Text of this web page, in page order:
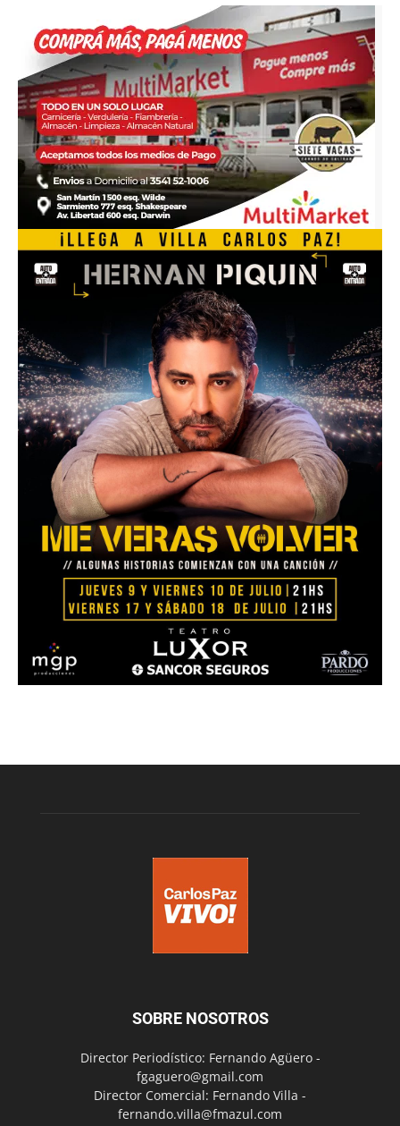
SOBRE NOSOTROS
Director Periodístico: Fernando Agüero -
fgaguero@gmail.com
Director Comercial: Fernando Villa -
fernando.villa@fmazul.com